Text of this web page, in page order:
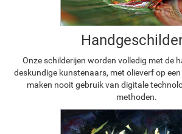
Onze schilderijen worden volledig met de
deskundige kunstenaars, met olieverf op
maken nooit gebruik van digitale
methoden.